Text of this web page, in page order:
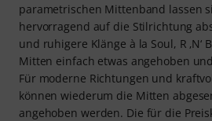
parametrischen Mittenband lassen
hervorragend auf die Stilrichtung
und ruhigere Klänge à la Soul, R ‚N‘
Mitten einfach etwas angehoben
Für moderne Richtungen und
können wiederum die Mitten
angehoben werden. Die für die